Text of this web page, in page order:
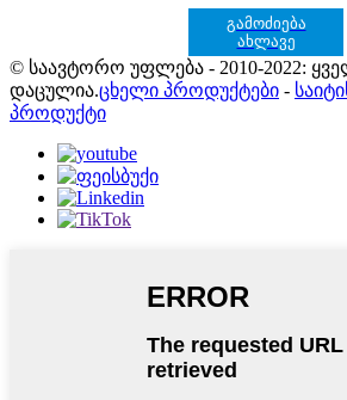
გამოძიება
ახლავე
© საავტორო უფლება - 2010-2022:
დაცულია.ცხელი პროდუქტები -
პროდუქტი